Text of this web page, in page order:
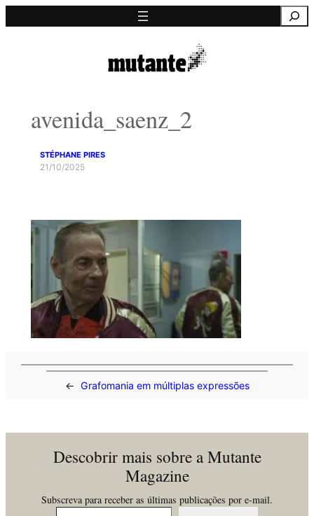
para
avenida_saenz_2
STÉPHANE PIRES
21/10/2025
← Grafomania em múltiplas expressões
Descobrir mais sobre a Mutante
Magazine
Subscreva para receber as últimas publicações por e-mail.
Insira o seu email…